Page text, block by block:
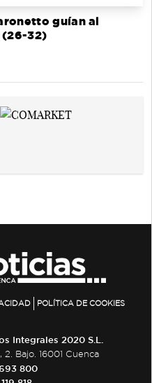
guían al
(26-32)
POLÍTICA DE COOKIES
Integrales 2020 S.L.
2. Bajo. 16001 Cuenca
800